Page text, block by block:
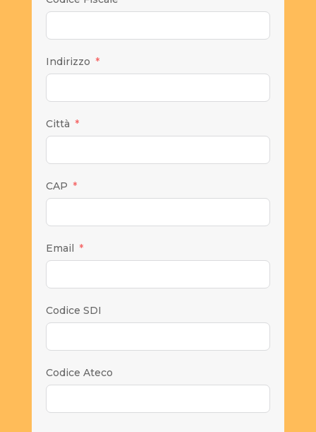
Indirizzo
Città
CAP
Email
Codice SDI
Codice Ateco